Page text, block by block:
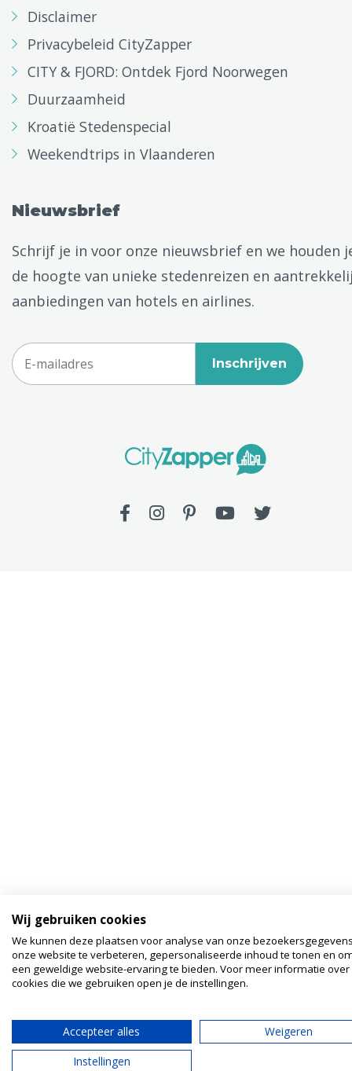
Disclaimer
Privacybeleid CityZapper
CITY & FJORD: Ontdek Fjord Noorwegen
Duurzaamheid
Kroatië Stedenspecial
Weekendtrips in Vlaanderen
Nieuwsbrief
Schrijf je in voor onze nieuwsbrief en we houden
de hoogte van unieke stedenreizen en
aanbiedingen van hotels en airlines.
Inschrijven
Wij gebruiken cookies
We kunnen deze plaatsen voor analyse van onze
onze website te verbeteren, gepersonaliseerde inhoud te tonen en
een geweldige website-ervaring te bieden. Voor meer informatie over
cookies die we gebruiken open je de instellingen.
Accepteer alles
Weigeren
Instellingen